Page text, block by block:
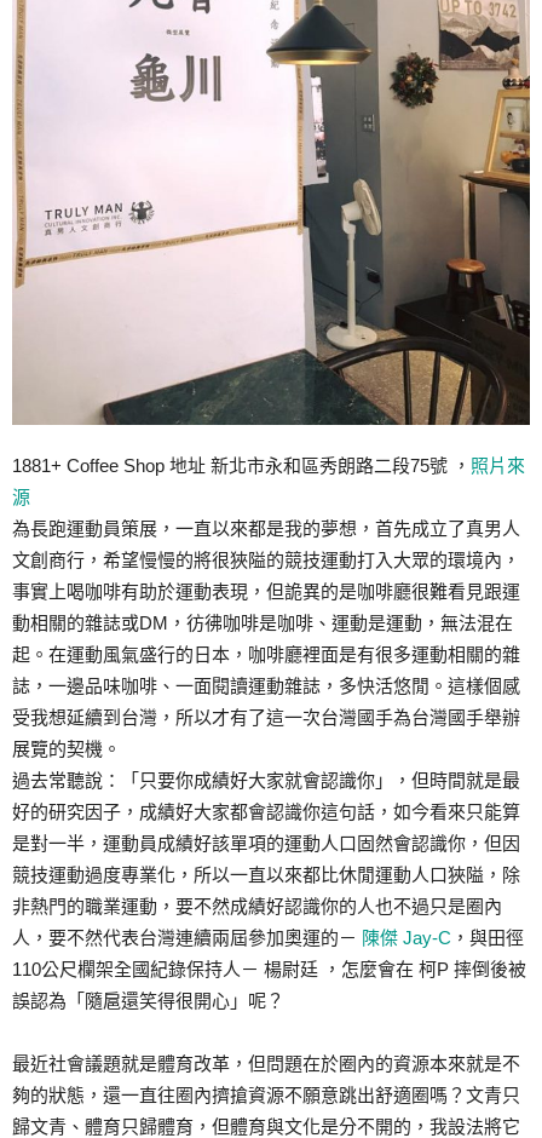
1881+ Coffee Shop 地址 新北市永和區秀朗路二段75號 ， 照片來
源
為長跑運動員策展，一直以來都是我的夢想，首先成立了真男人
文創商行，希望慢慢的將很狹隘的競技運動打入大眾的環境內，
事實上喝咖啡有助於運動表現，但詭異的是咖啡廳很難看見跟運
動相關的雜誌或DM，彷彿咖啡是咖啡、運動是運動，無法混在
起。在運動風氣盛行的日本，咖啡廳裡面是有很多運動相關的雜
誌，一邊品味咖啡、一面閱讀運動雜誌，多快活悠閒。這樣個感
受我想延續到台灣，所以才有了這一次台灣國手為台灣國手舉辦
展覽的契機。
過去常聽說：「只要你成績好大家就會認識你」，但時間就是最
好的研究因子，成績好大家都會認識你這句話，如今看來只能算
是對一半，運動員成績好該單項的運動人口固然會認識你，但因
競技運動過度專業化，所以一直以來都比休閒運動人口狹隘，除
非熱門的職業運動，要不然成績好認識你的人也不過只是圈內
人，要不然代表台灣連續兩屆參加奧運的－ 陳傑 Jay-C ，與田徑
110公尺欄架全國紀錄保持人－ 楊尉廷 ，怎麼會在 柯P 摔倒後被
誤認為「隨扈還笑得很開心」呢？
最近社會議題就是體育改革，但問題在於圈內的資源本來就是不
夠的狀態，還一直往圈內擠搶資源不願意跳出舒適圈嗎？文青只
歸文青、體育只歸體育，但體育與文化是分不開的，我設法將它